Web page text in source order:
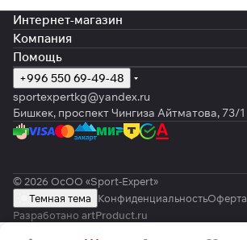
Интернет-магазин
Компания
Помощь
+996 550 69-49-48
sportexpertkg@yandex.ru
Бишкек, проспект Чингиза Айтматова, 73/1
© 2026 ОсОО «Sport-Expert»
Темная тема
КонфиденциальностьОферта
Разработано artProduct.ru